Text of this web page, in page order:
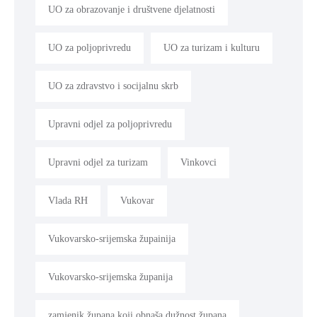
UO za obrazovanje i društvene djelatnosti
UO za poljoprivredu UO za turizam i kulturu
UO za zdravstvo i socijalnu skrb
Upravni odjel za poljoprivredu
Upravni odjel za turizam Vinkovci
Vlada RH Vukovar
Vukovarsko-srijemska župainija
Vukovarsko-srijemska županija
zamjenik župana koji obnaša dužnost župana